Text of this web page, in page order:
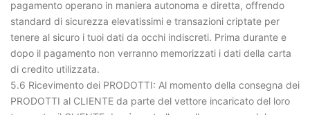
pagamento operano in maniera autonoma e diretta, offrendo
standard di sicurezza elevatissimi e transazioni criptate per
tenere al sicuro i tuoi dati da occhi indiscreti. Prima durante e
dopo il pagamento non verranno memorizzati i dati della carta
di credito utilizzata.
5.6 Ricevimento dei PRODOTTI: Al momento della consegna dei
PRODOTTI al CLIENTE da parte del vettore incaricato del loro